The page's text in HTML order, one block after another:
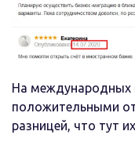
На международных
положительными
разницей, что тут